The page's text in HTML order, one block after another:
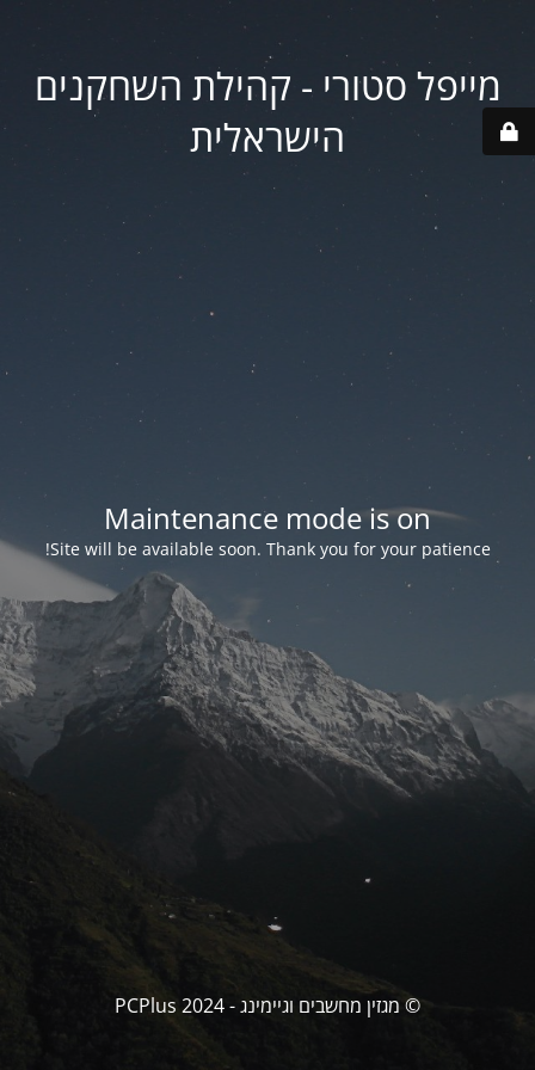
מייפל סטורי - קהילת השחקנים
הישראלית
Maintenance mode is on
Site will be available soon. Thank you for your patience!
© מגזין מחשבים וגיימינג - PCPlus 2024